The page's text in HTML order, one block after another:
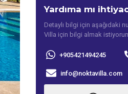
Yardıma mı
Detaylı bilgi için aşağıdaki
Villa için bilgi almak
+905421494245
info@noktavilla.com